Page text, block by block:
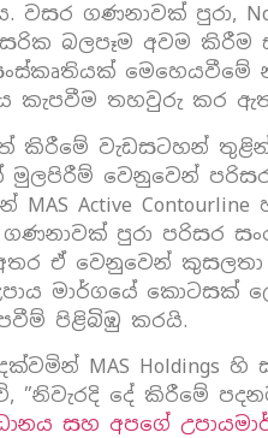
ගණනාවක් පුරා,
බලපෑම අවම කිරීම
මෙහෙයවීමේ
කැපවීම තහවුරු කර
කිරීමේ වැඩසටහන්
වෙනුවෙන් පරිසර
Active
ගණනාවක් පුරා පරිසර
ඒ වෙනුවෙන් කුසලතා
මාර්ගයේ
පිළිබිඹු කරයි.
MAS Holdings හි
”නිවැරදි දේ කිරීමේ
සහ අපගේ